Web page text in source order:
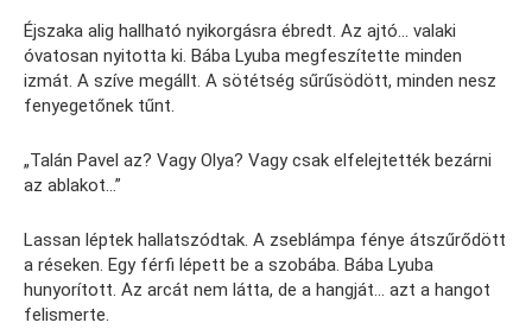
Éjszaka alig hallható nyikorgásra ébredt. Az ajtó… valaki
óvatosan nyitotta ki. Bába Lyuba megfeszítette minden
izmát. A szíve megállt. A sötétség sűrűsödött, minden nesz
fenyegetőnek tűnt.
„Talán Pavel az? Vagy Olya? Vagy csak elfelejtették bezárni
az ablakot…”
Lassan léptek hallatszódtak. A zseblámpa fénye átszűrődött
a réseken. Egy férfi lépett be a szobába. Bába Lyuba
hunyorított. Az arcát nem látta, de a hangját… azt a hangot
felismerte.